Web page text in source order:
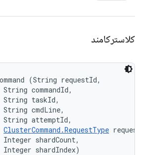
کلاسترکامند
(String requestId,
String commandId,
String taskId,
String cmdLine,
String attemptId,
ClusterCommand.RequestType
Integer shardCount,
Integer shardIndex)